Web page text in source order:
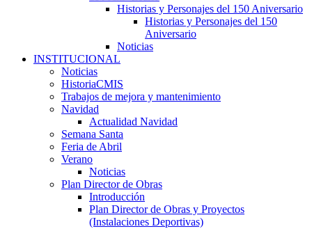
Historias y Personajes del 150 Aniversario
Historias y Personajes del 150
Aniversario
Noticias
INSTITUCIONAL
Noticias
HistoriaCMIS
Trabajos de mejora y mantenimiento
Navidad
Actualidad Navidad
Semana Santa
Feria de Abril
Verano
Noticias
Plan Director de Obras
Introducción
Plan Director de Obras y Proyectos
(Instalaciones Deportivas)